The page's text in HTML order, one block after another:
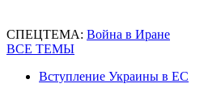
СПЕЦТЕМА: Война в Иране
ВСЕ ТЕМЫ
Вступление Украины в ЕС